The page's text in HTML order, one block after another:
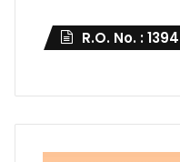
R.O. No. :